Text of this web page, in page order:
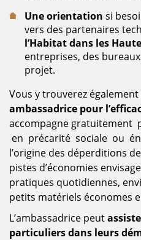
Une orientation si
vers des partenaires
l’Habitat dans les
entreprises, des
projet.
Vous y trouverez également
ambassadrice pour
accompagne
en précarité sociale ou
l’origine des déperditions
pistes d’économies
pratiques quotidiennes,
petits matériels économes
L’ambassadrice peut
particuliers dans leurs